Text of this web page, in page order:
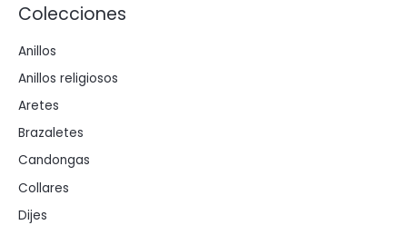
Colecciones
Anillos
Anillos religiosos
Aretes
Brazaletes
Candongas
Collares
Dijes